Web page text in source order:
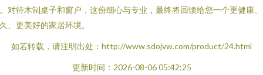
对待木制桌子和窗户，这份细心与专业，最终将回馈给您一个更健康
、更美好的家居环境。
如若转载，请注明出处：http://www.sdojvw.com/product/24.html
更新时间：2026-08-06 05:42:25